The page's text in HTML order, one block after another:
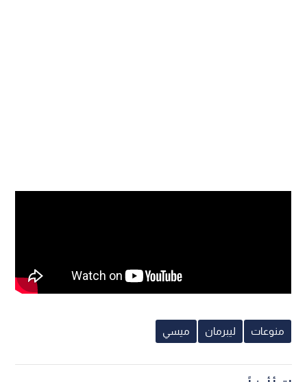
منوعات ليبرمان ميسي